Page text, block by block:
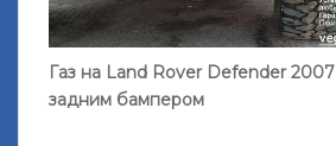
Газ на Land Rover Defender
задним бампером